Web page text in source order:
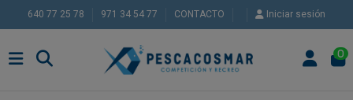
640 77 25 78 971 34 54 77 CONTACTO Iniciar sesión
0